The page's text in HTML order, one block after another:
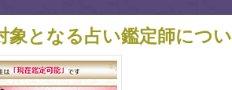
象となる占い鑑定師につ